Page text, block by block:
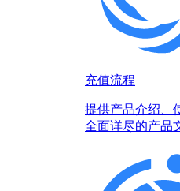
充值流程
提供产品介绍、
全面详尽的产品